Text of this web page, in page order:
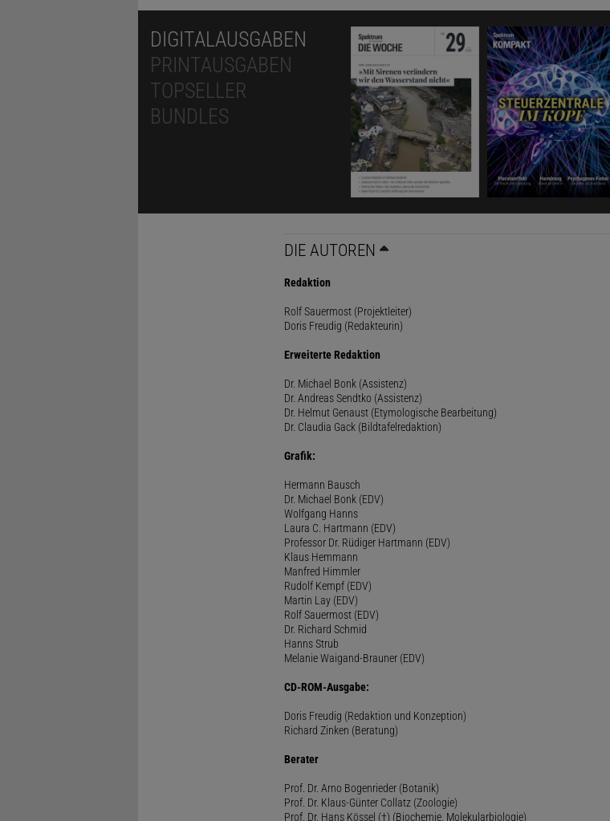
DIGITALAUSGABEN
PRINTAUSGABEN
TOPSELLER
BUNDLES
DIE AUTOREN
Redaktion
Rolf Sauermost (Projektleiter)
Doris Freudig (Redakteurin)
Erweiterte Redaktion
Dr. Michael Bonk (Assistenz)
Dr. Andreas Sendtko (Assistenz)
Dr. Helmut Genaust (Etymologische Bearbeitung)
Dr. Claudia Gack (Bildtafelredaktion)
Grafik:
Hermann Bausch
Dr. Michael Bonk (EDV)
Wolfgang Hanns
Laura C. Hartmann (EDV)
Professor Dr. Rüdiger Hartmann (EDV)
Klaus Hemmann
Manfred Himmler
Rudolf Kempf (EDV)
Martin Lay (EDV)
Rolf Sauermost (EDV)
Dr. Richard Schmid
Hanns Strub
Melanie Waigand-Brauner (EDV)
CD-ROM-Ausgabe:
Doris Freudig (Redaktion und Konzeption)
Richard Zinken (Beratung)
Berater
Prof. Dr. Arno Bogenrieder (Botanik)
Prof. Dr. Klaus-Günter Collatz (Zoologie)
Prof. Dr. Hans Kössel (†) (Biochemie, Molekularbiologie)